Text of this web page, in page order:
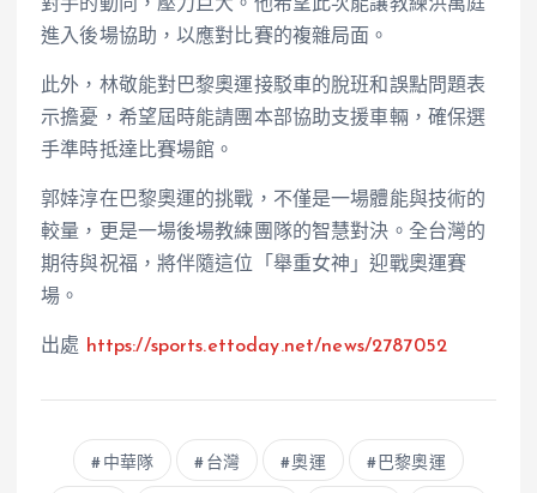
對手的動向，壓力巨大。他希望此次能讓教練洪萬庭
進入後場協助，以應對比賽的複雜局面。
此外，林敬能對巴黎奧運接駁車的脫班和誤點問題表
示擔憂，希望屆時能請團本部協助支援車輛，確保選
手準時抵達比賽場館。
郭婞淳在巴黎奧運的挑戰，不僅是一場體能與技術的
較量，更是一場後場教練團隊的智慧對決。全台灣的
期待與祝福，將伴隨這位「舉重女神」迎戰奧運賽
場。
出處 https://sports.ettoday.net/news/2787052
中華隊 台灣 奧運 巴黎奧運